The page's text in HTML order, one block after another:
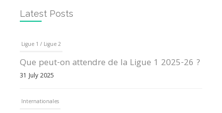
Latest Posts
Ligue 1 / Ligue 2
Que peut-on attendre de la Ligue 1 2025-26 ?
31 July 2025
Internationales